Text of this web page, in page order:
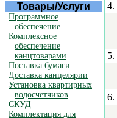
Товары/Услуги
Программное
обеспечение
Комплексное
обеспечение
канцтоварами
Поставка бумаги
Доставка канцелярии
Установка квартирных
водосчетчиков
СКУД
Комплектация для
4.
5.
6.